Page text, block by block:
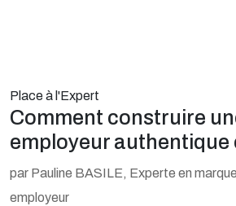
Place à l'Expert
Comment construire
employeur authentique
par Pauline BASILE, Experte en
employeur